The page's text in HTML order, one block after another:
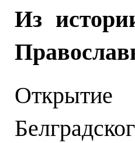
Из
Открытие